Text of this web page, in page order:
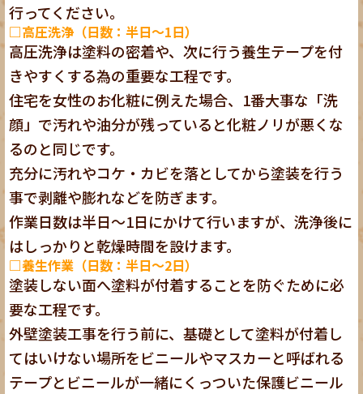
行ってください。
□高圧洗浄（日数：半日～1日）
高圧洗浄は塗料の密着や、次に行う養生テープを付
きやすくする為の重要な工程です。
住宅を女性のお化粧に例えた場合、1番大事な「洗
顔」で汚れや油分が残っていると化粧ノリが悪くな
るのと同じです。
充分に汚れやコケ・カビを落としてから塗装を行う
事で剥離や膨れなどを防ぎます。
作業日数は半日～1日にかけて行いますが、洗浄後に
はしっかりと乾燥時間を設けます。
□養生作業（日数：半日～2日）
塗装しない面へ塗料が付着することを防ぐために必
要な工程です。
外壁塗装工事を行う前に、基礎として塗料が付着し
てはいけない場所をビニールやマスカーと呼ばれる
テープとビニールが一緒にくっついた保護ビニール